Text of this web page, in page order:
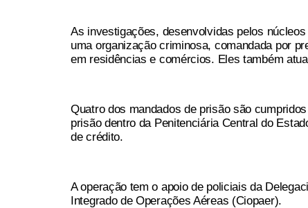
As investigações, desenvolvidas pelos
uma organização criminosa, comandada por
em residências e comércios. Eles também
Quatro dos mandados de prisão são
prisão dentro da Penitenciária Central do
de crédito.
A operação tem o apoio de policiais da
Integrado de Operações Aéreas (Ciopaer).